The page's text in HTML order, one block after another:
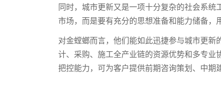
同时，城市更新又是一项十分复杂的社会系统
市场，而是要有充分的思想准备和能力储备
对金螳螂而言，他们能如此迅捷参与城市更
计、采购、施工全产业链的资源优势和多专
把控能力，可为客户提供前期咨询策划、中